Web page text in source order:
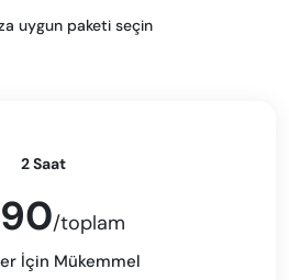
uygun paketi seçin
2 Saat
/toplam
İçin Mükemmel